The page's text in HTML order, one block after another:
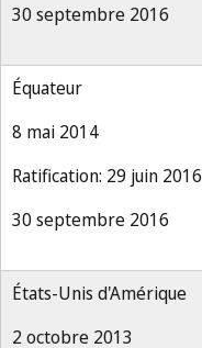
30 septembre 2016
Équateur
8 mai 2014
Ratification: 29 juin 2016
30 septembre 2016
États-Unis d'Amérique
2 octobre 2013